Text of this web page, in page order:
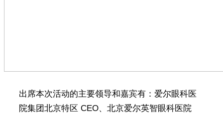
出席本次活动的主要领导和嘉宾有：爱尔眼科医
院集团北京特区 CEO、北京爱尔英智眼科医院